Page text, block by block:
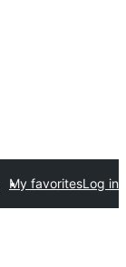
My favoritesLog in